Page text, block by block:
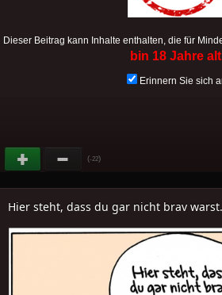
Dieser Beitrag kann Inhalte enthalten, die für
bin 18 Jahre
Erinnern Sie sich
(-22)
Hier steht, dass du gar nicht brav